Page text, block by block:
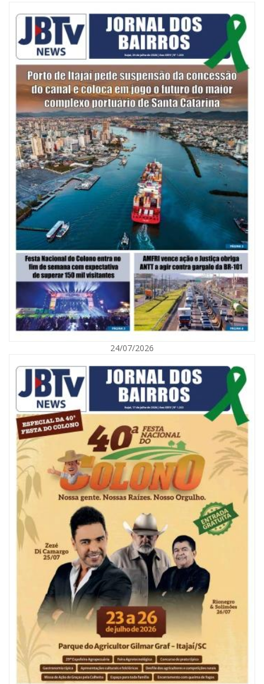
Defesa Civil de Itajaí alerta para chuva, ventos fortes e queda de
temperatura
ITAJAÍ
06/08/2026 | 10:02
Audiência pública debate Programa Municipal de Habitação de Interesse
Social em Itajaí
06/08/2026 | 10:04
Ação oferece testes rápidos para HIV, sífilis e hepatites nesta quinta (6) e
sexta-feira (7)
GERAL
24/07/2026